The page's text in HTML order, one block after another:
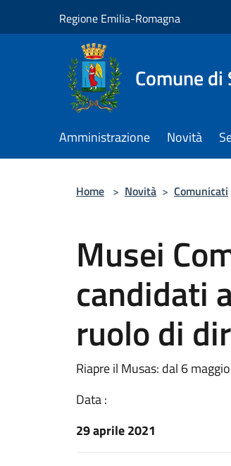
Regione Emilia-Romagna
Comune
Amministrazione Novità
Home > Novità > Comunicati
Musei
candidati
ruolo di
Riapre il Musas: dal 6
Data :
29 aprile 2021